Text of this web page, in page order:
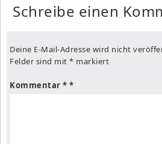
Schreibe einen
Deine E-Mail-Adresse wird nicht
Felder sind mit * markiert
Kommentar *